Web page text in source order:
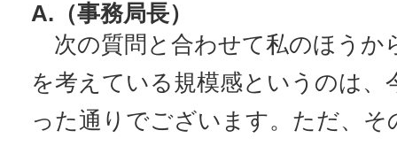
A.（事務局長）
次の質問と合わせて私のほうか
を考えている規模感というのは、
った通りでございます。ただ、そ